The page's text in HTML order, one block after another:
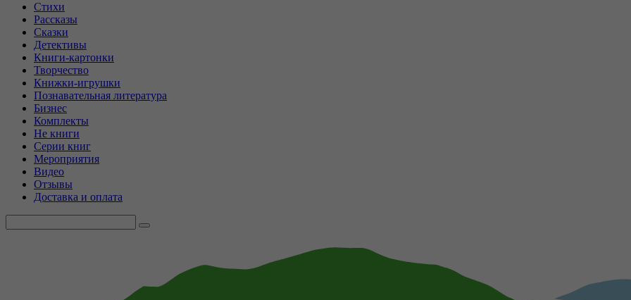
Стихи
Рассказы
Сказки
Детективы
Книги-картонки
Творчество
Книжки-игрушки
Познавательная литература
Бизнес
Комплекты
Не книги
Серии книг
Мероприятия
Видео
Отзывы
Доставка и оплата